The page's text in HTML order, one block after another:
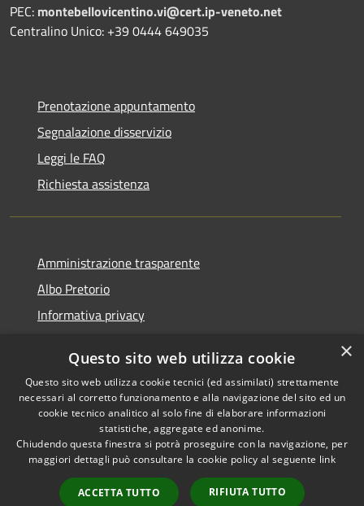
PEC: montebellovicentino.vi@cert.ip-veneto.net
Centralino Unico: +39 0444 649035
Prenotazione appuntamento
Segnalazione disservizio
Leggi le FAQ
Richiesta assistenza
Amministrazione trasparente
Albo Pretorio
Informativa privacy
Dichiarazione di accessibilità
RSS
Accessibilità
Copyright © 2026 • Comune di
Montebello Vicentino •
Powered byMunicipium
×
Questo sito web utilizza cookie
Questo sito web utilizza cookie tecnici (ed assimilati) strettamente
necessari al corretto funzionamento e alla navigazione del sito ed un
cookie tecnico analitico al solo fine di elaborare informazioni
statistiche, aggregate ed anonime.
Chiudendo questa finestra si potrà proseguire con la navigazione, per
maggiori dettagli può consultare la cookie policy al seguente link
ACCETTA TUTTO RIFIUTA TUTTO